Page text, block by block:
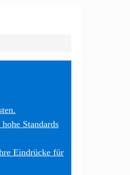
Standards
Eindrücke für